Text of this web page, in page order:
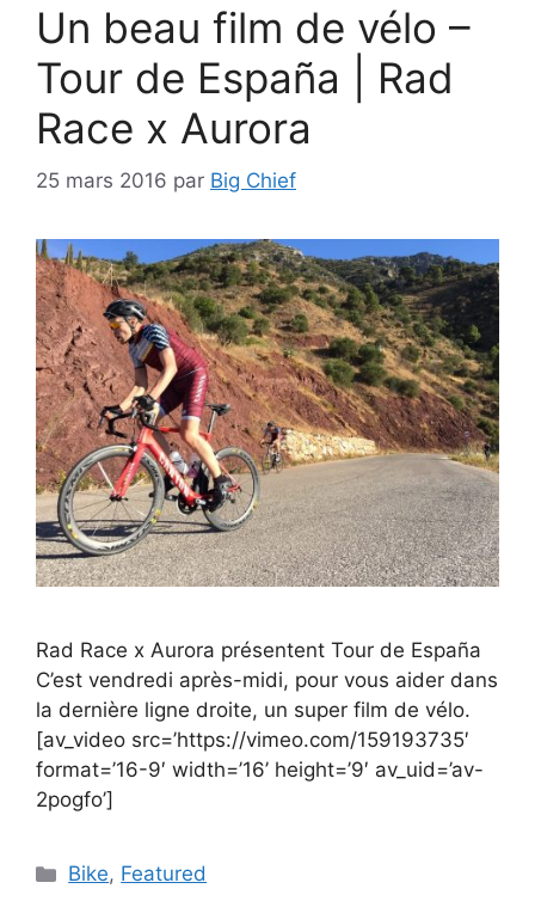
Un beau film de vélo –
Tour de España | Rad
Race x Aurora
25 mars 2016 par Big Chief
Rad Race x Aurora présentent Tour de España
C’est vendredi après-midi, pour vous aider dans
la dernière ligne droite, un super film de vélo.
[av_video src=’https://vimeo.com/159193735′
format=’16-9′ width=’16’ height=’9′ av_uid=’av-
2pogfo’]
Catégories
Bike, Featured